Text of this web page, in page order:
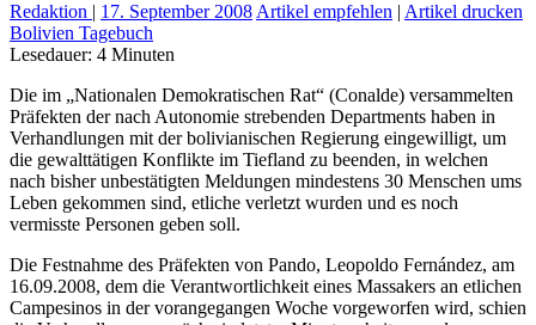
Redaktion | 17. September 2008 Artikel empfehlen | Artikel drucken
Bolivien Tagebuch
Lesedauer: 4 Minuten
Die im „Nationalen Demokratischen Rat“ (Conalde) versammelten
Präfekten der nach Autonomie strebenden Departments haben in
Verhandlungen mit der bolivianischen Regierung eingewilligt, um
die gewalttätigen Konflikte im Tiefland zu beenden, in welchen
nach bisher unbestätigten Meldungen mindestens 30 Menschen ums
Leben gekommen sind, etliche verletzt wurden und es noch
vermisste Personen geben soll.
Die Festnahme des Präfekten von Pando, Leopoldo Fernández, am
16.09.2008, dem die Verantwortlichkeit eines Massakers an etlichen
Campesinos in der vorangegangen Woche vorgeworfen wird, schien